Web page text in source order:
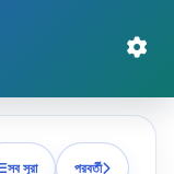
সব সূরা পরবর্তী